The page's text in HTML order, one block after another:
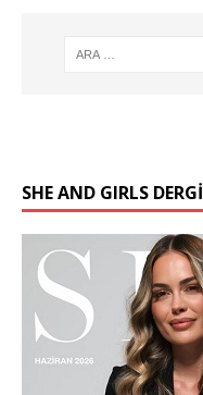
SHE AND GIRLS DERGİ